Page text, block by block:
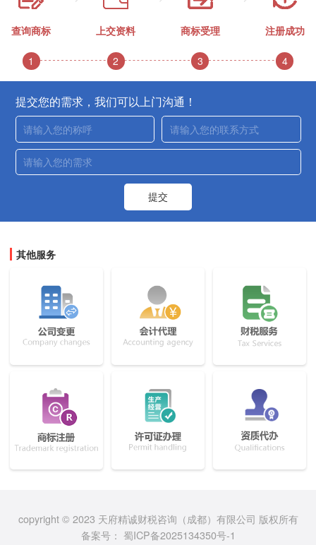
查询商标
1
上交资料
2
商标受理
3
注册成功
4
提交您的需求，我们可以上门沟通！
提交
其他服务
copyright © 2023 天府精诚财税咨询（成都）有限公司 版权所有
备案号： 蜀ICP备2025134350号-1